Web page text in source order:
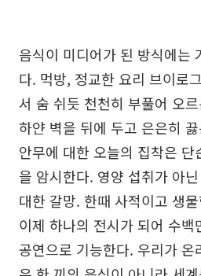
음식이 미디어가 된 방식에는
다. 먹방, 정교한 요리 브이로
서 숨 쉬듯 천천히 부풀어 오
하얀 벽을 뒤에 두고 은은히
안무에 대한 오늘의 집착은 단
을 암시한다. 영양 섭취가 아
대한 갈망. 한때 사적이고 생
이제 하나의 전시가 되어 수백
공연으로 기능한다. 우리가 온